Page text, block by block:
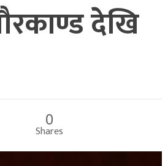
देखि
0
Shares